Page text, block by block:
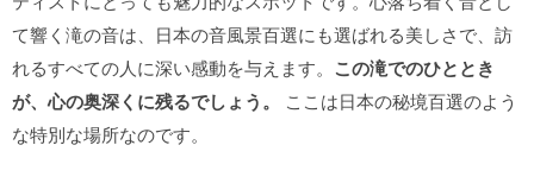
て響く滝の音は、日本の音風景百選にも選ばれる美しさで、訪
れるすべての人に深い感動を与えます。 この滝でのひととき
が、心の奥深くに残るでしょう。
ここは日本の秘境百選のよう
な特別な場所なのです。